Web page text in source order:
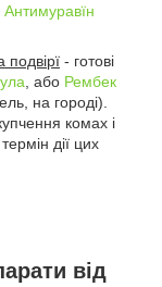
Антимуравїн
- готові
, або Рембек
на городі).
комах і
дії цих
від